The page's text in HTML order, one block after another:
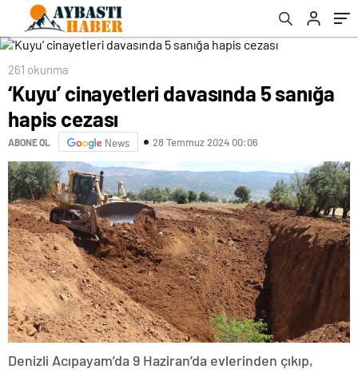
261 okunma
‘Kuyu’ cinayetleri davasında 5 sanığa
hapis cezası
ABONE OL News 28 Temmuz 2024 00:06
Denizli Acıpayam’da 9 Haziran’da evlerinden çıkıp,